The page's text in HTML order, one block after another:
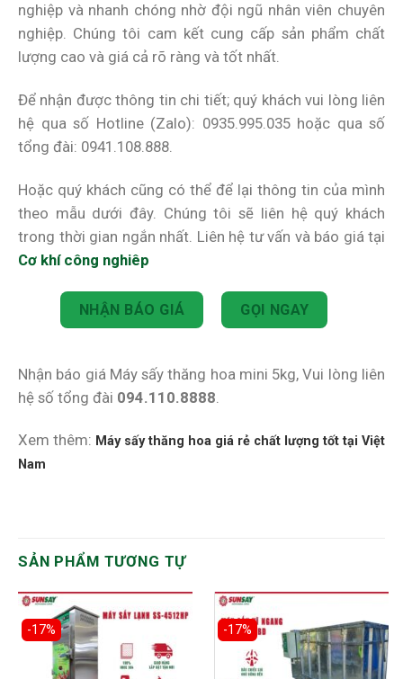
nghiệp và nhanh chóng nhờ đội ngũ nhân viên chuyên
nghiệp. Chúng tôi cam kết cung cấp sản phẩm chất
lượng cao và giá cả rõ ràng và tốt nhất.
Để nhận được thông tin chi tiết; quý khách vui lòng liên
hệ qua số Hotline (Zalo): 0935.995.035 hoặc qua số
tổng đài: 0941.108.888.
Hoặc quý khách cũng có thể để lại thông tin của mình
theo mẫu dưới đây. Chúng tôi sẽ liên hệ quý khách
trong thời gian ngắn nhất. Liên hệ tư vấn và báo giá tại
Cơ khí công nghiêp
NHẬN BÁO GIÁ GỌI NGAY
Nhận báo giá Máy sấy thăng hoa mini 5kg, Vui lòng liên
hệ số tổng đài 094.110.8888
Xem thêm: Máy sấy thăng hoa giá rẻ chất lượng tốt tại Việt
Nam
SẢN PHẨM TƯƠNG TỰ
-17% -17%